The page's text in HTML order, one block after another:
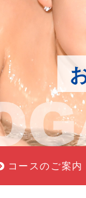
コースのご案内